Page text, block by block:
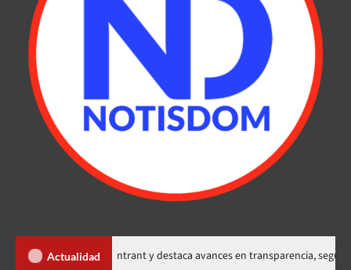
Actualidad
del Intrant y destaca avances en transparencia, seguridad vial y